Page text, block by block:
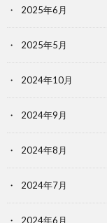
2025年6月
2025年5月
2024年10月
2024年9月
2024年8月
2024年7月
2024年6月